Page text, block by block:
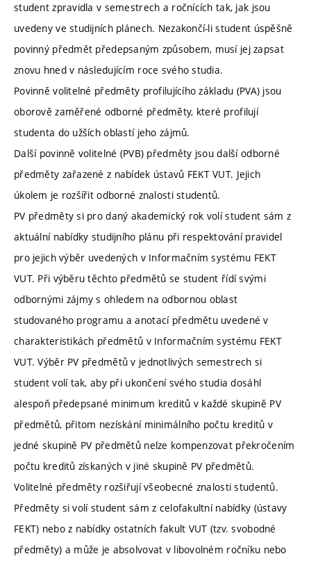
student zpravidla v semestrech a ročnících tak, jak jsou
uvedeny ve studijních plánech. Nezakončí-li student úspěšně
povinný předmět předepsaným způsobem, musí jej zapsat
znovu hned v následujícím roce svého studia.
Povinně volitelné předměty profilujícího základu (PVA) jsou
oborově zaměřené odborné předměty, které profilují
studenta do užších oblastí jeho zájmů.
Další povinně volitelné (PVB) předměty jsou další odborné
předměty zařazené z nabídek ústavů FEKT VUT. Jejich
úkolem je rozšířit odborné znalosti studentů.
PV předměty si pro daný akademický rok volí student sám z
aktuální nabídky studijního plánu při respektování pravidel
pro jejich výběr uvedených v Informačním systému FEKT
VUT. Při výběru těchto předmětů se student řídí svými
odbornými zájmy s ohledem na odbornou oblast
studovaného programu a anotací předmětu uvedené v
charakteristikách předmětů v Informačním systému FEKT
VUT. Výběr PV předmětů v jednotlivých semestrech si
student volí tak, aby při ukončení svého studia dosáhl
alespoň předepsané minimum kreditů v každé skupině PV
předmětů, přitom nezískání minimálního počtu kreditů v
jedné skupině PV předmětů nelze kompenzovat překročením
počtu kreditů získaných v jiné skupině PV předmětů.
Volitelné předměty rozšiřují všeobecné znalosti studentů.
Předměty si volí student sám z celofakultní nabídky (ústavy
FEKT) nebo z nabídky ostatních fakult VUT (tzv. svobodné
předměty) a může je absolvovat v libovolném ročníku nebo